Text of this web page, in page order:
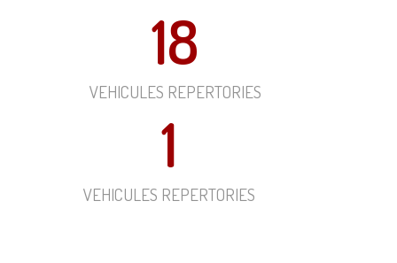
VEHICULES REPERTORIES
18
VEHICULES REPERTORIES
1